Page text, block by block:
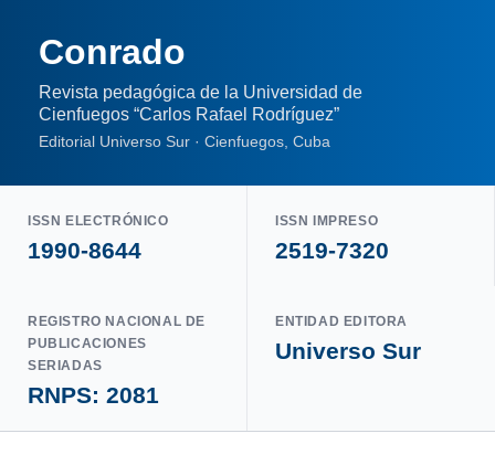
Conrado
Revista pedagógica de la Universidad de
Cienfuegos “Carlos Rafael Rodríguez”
Editorial Universo Sur · Cienfuegos, Cuba
ISSN ELECTRÓNICO
1990-8644
ISSN IMPRESO
2519-7320
REGISTRO NACIONAL DE
PUBLICACIONES
SERIADAS
RNPS: 2081
ENTIDAD EDITORA
Universo Sur